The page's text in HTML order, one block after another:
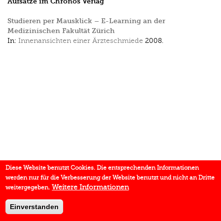
Studieren per Mausklick – E-Learning an der
Medizinischen Fakultät Zürich
In: Innenansichten einer Ärzteschmiede 2008.
Diese Website benutzt Cookies. Die entsprechenden Informationen
werden nur für die Verbesserung der Website benutzt und nicht an Dritte
weitergegeben. Weitere Informationen
Einverstanden